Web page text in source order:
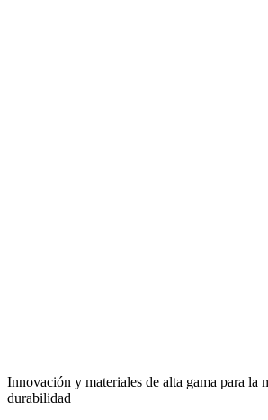
Innovación y materiales de alta gama para la
durabilidad